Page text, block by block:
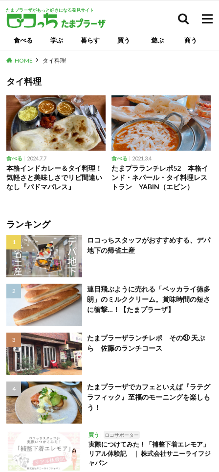
たまプラーザがもっと好きになる発見サイト
食べる 学ぶ 暮らす 買う 遊ぶ 商う
HOME タイ料理
タイ料理
食べる 2024.7.7
本格インドカレー＆タイ料理！
気軽さと美味しさでリピ間違い
なし『パドマパレス』
食べる 2021.3.4
たまプラランチレポ52 本格イ
ンド・ネパール・タイ料理レス
トラン YABIN（エビン）
ランキング
ロコっちスタッフがおすすめする、デパ
地下の帰省土産
連日飛ぶように売れる「ベッカライ徳多
朗」のミルククリーム。賞味時間の短さ
に衝撃…！【たまプラーザ】
たまプラーザランチレポ その㉛ 天ぷ
ら 佐藤のランチコース
たまプラーザでカフェといえば『ラテグ
ラフィック』至福のモーニングを楽しも
う！
買う ロコサポーター
実際につけてみた！「補整下着エレモア」
リアル体験記 ｜ 株式会社サニーライフジ
ャパン